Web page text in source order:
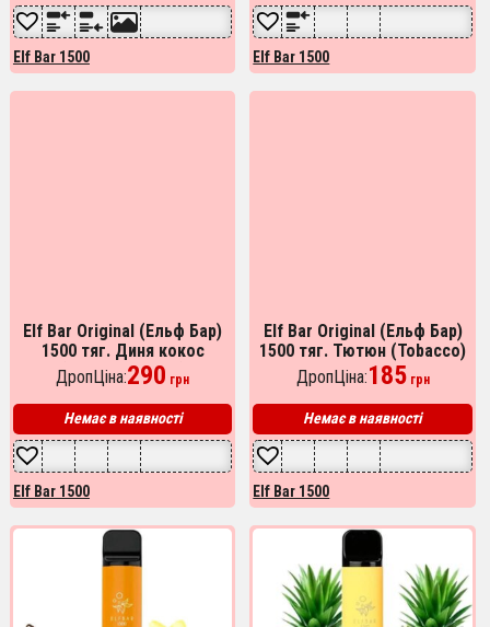
Elf Bar 1500 Elf Bar 1500
Elf Bar Original (Ельф Бар)
1500 тяг. Диня кокос
(Coconut melon)
ДропЦіна:290 грн
Немає в наявності
Elf Bar 1500
Elf Bar Original (Ельф Бар)
1500 тяг. Тютюн (Tobacco)
ДропЦіна:185грн
Немає в наявності
Elf Bar 1500